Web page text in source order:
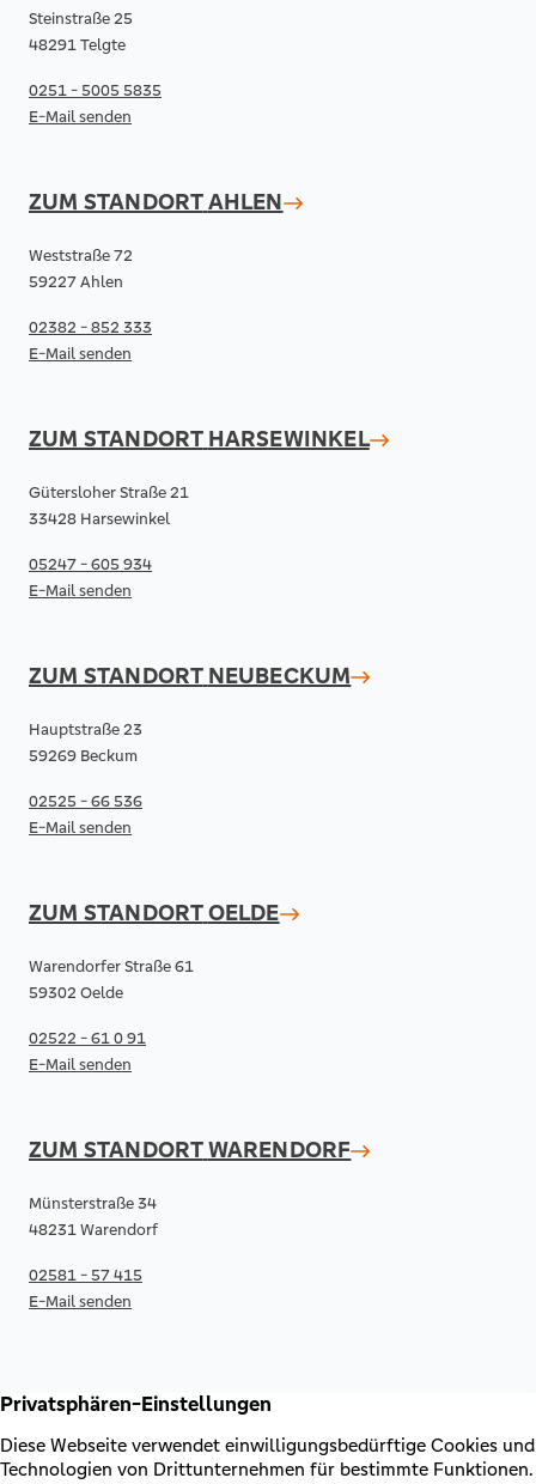
Steinstraße 25
48291 Telgte
0251 - 5005 5835
E-Mail senden
ZUM STANDORTAHLEN
Weststraße 72
59227 Ahlen
02382 - 852 333
E-Mail senden
ZUM STANDORT HARSEWINKEL
Gütersloher Straße 21
33428 Harsewinkel
05247 - 605 934
E-Mail senden
ZUM STANDORT NEUBECKUM
Hauptstraße 23
59269 Beckum
02525 - 66 536
E-Mail senden
ZUM STANDORTOELDE
Warendorfer Straße 61
59302 Oelde
02522 - 61 0 91
E-Mail senden
ZUM STANDORTWARENDORF
Münsterstraße 34
48231 Warendorf
02581 - 57 415
E-Mail senden
RECHTLICHES & KONTAKT
Kontakt